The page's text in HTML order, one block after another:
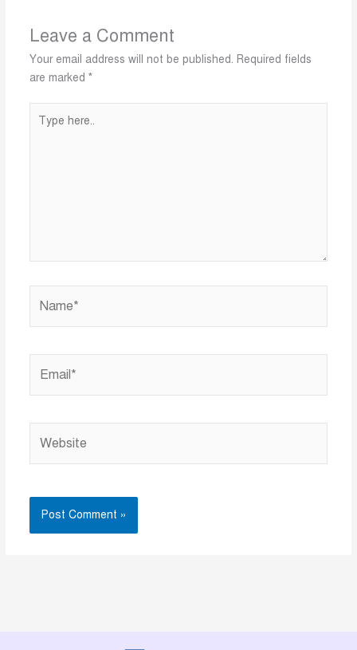
Leave a Comment
Your email address will not be published. Required fields
are marked *
here..